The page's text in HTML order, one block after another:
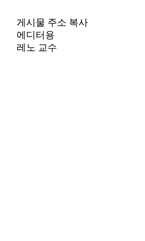
게시물 주소 복사
에디터용
레노 교수